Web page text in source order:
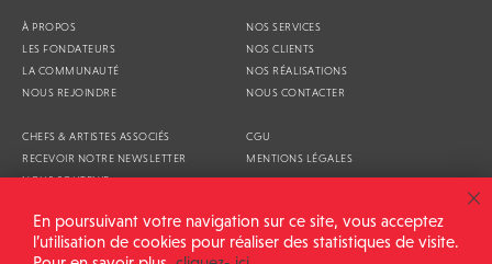
À PROPOS
LES FONDATEURS
LA COMMUNAUTÉ
NOUS REJOINDRE
NOS SERVICES
NOS CLIENTS
NOS RÉALISATIONS
NOUS CONTACTER
CHEFS & ARTISTES ASSOCIÉS
RECEVOIR NOTRE NEWSLETTER
NOUS SOUTENIR
CGU
MENTIONS LÉGALES
En poursuivant votre navigation sur ce site, vous acceptez
l’utilisation de cookies pour réaliser des statistiques de visite.